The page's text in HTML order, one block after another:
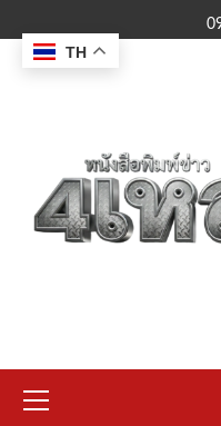
to
content
Menu
TH